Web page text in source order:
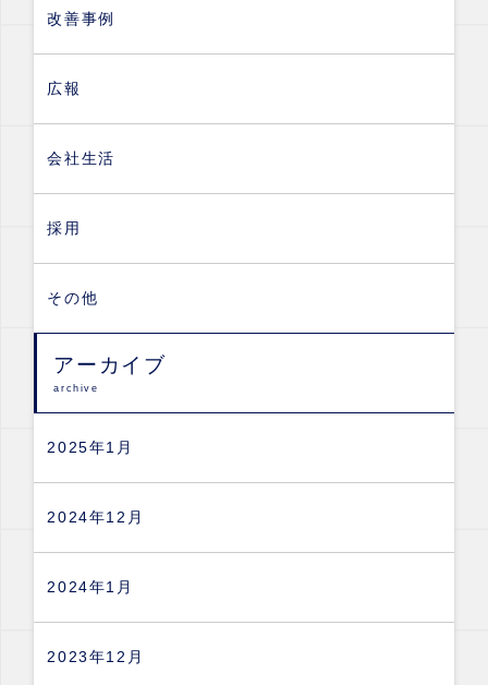
改善事例
広報
会社生活
採用
その他
アーカイブ
archive
2025年1月
2024年12月
2024年1月
2023年12月